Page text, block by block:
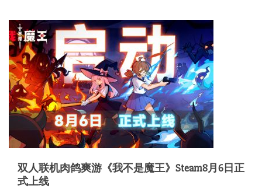
双人联机肉鸽爽游《我不是魔王》Steam8月6日正
式上线